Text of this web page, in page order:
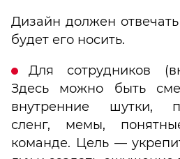
Дизайн должен
будет его носить.
Для сотрудников
Здесь можно быть
внутренние шутки,
сленг, мемы,
команде. Цель —